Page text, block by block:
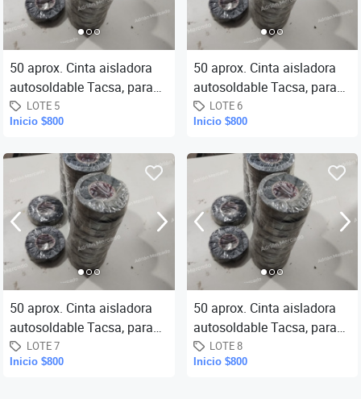
50 aprox. Cinta aisladora
autosoldable Tacsa, para
cable alta temperatura 19
mm x 4,57 m., sin uso.-
LOTE 5
Inicio $800
50 aprox. Cinta aisladora
autosoldable Tacsa, para
cable alta temperatura 19
mm x 4,57 m., sin uso.-
LOTE 6
Inicio $800
50 aprox. Cinta aisladora
autosoldable Tacsa, para
cable alta temperatura 19
mm x 4,57 m., sin uso.-
LOTE 7
Inicio $800
50 aprox. Cinta aisladora
autosoldable Tacsa, para
cable alta temperatura 19
mm x 4,57 m., sin uso.-
LOTE 8
Inicio $800